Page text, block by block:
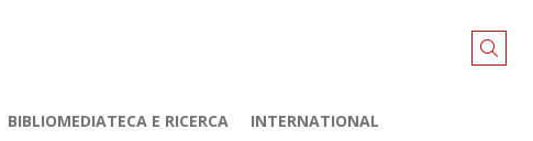
BIBLIOMEDIATECA E RICERCA
INTERNATIONAL